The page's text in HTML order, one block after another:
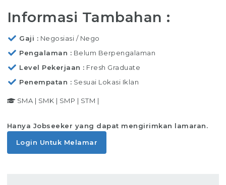
Informasi Tambahan :
Gaji
Negosiasi / Nego
Pengalaman
Belum Berpengalaman
Level Pekerjaan
Fresh Graduate
Penempatan
Sesuai Lokasi Iklan
SMA | SMK | SMP | STM |
Hanya Jobseeker yang dapat mengirimkan lamaran.
Login Untuk Melamar